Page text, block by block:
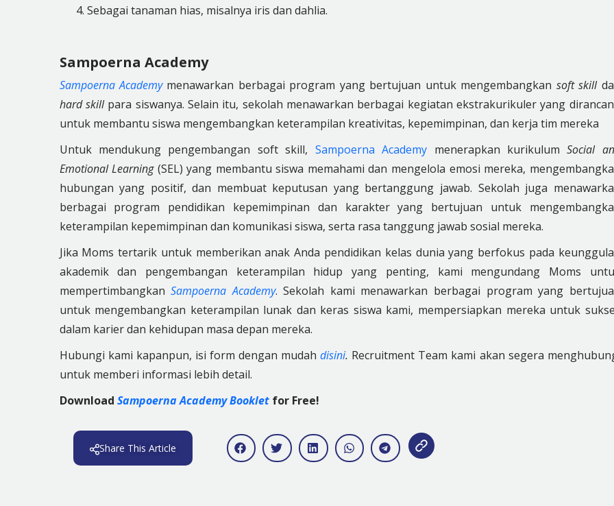
Sebagai tanaman hias, misalnya iris dan dahlia.
Sampoerna Academy
Sampoerna Academymenawarkan berbagai program yang bertujuan untuk mengembangkan soft skill
hard skillpara siswanya. Selain itu, sekolah menawarkan berbagai kegiatan ekstrakurikuler yang
untuk membantu siswa mengembangkan keterampilan kreativitas, kepemimpinan, dan kerja tim mereka
Untuk mendukung pengembangan soft skill, Sampoerna Academy menerapkan kurikulumSocial
Emotional Learning(SEL) yang membantu siswa memahami dan mengelola emosi mereka,
hubungan yang positif, dan membuat keputusan yang bertanggung jawab. Sekolah juga
berbagai program pendidikan kepemimpinan dan karakter yang bertujuan untuk
keterampilan kepemimpinan dan komunikasi siswa, serta rasa tanggung jawab sosial mereka.
Jika Moms tertarik untuk memberikan anak Anda pendidikan kelas dunia yang berfokus pada
akademik dan pengembangan keterampilan hidup yang penting, kami mengundang Moms
mempertimbangkanSampoerna Academy. Sekolah kami menawarkan berbagai program yang
untuk mengembangkan keterampilan lunak dan keras siswa kami, mempersiapkan mereka untuk
dalam karier dan kehidupan masa depan mereka.
Hubungi kami kapanpun, isi form dengan mudahdisini. Recruitment Team kami akan segera
untuk memberi informasi lebih detail.
Download Sampoerna Academy Bookletfor Free!
Share This Article